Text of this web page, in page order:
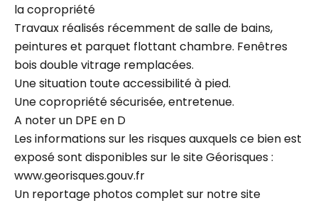
la copropriété
Travaux réalisés récemment de salle de bains,
peintures et parquet flottant chambre. Fenêtres
bois double vitrage remplacées.
Une situation toute accessibilité à pied.
Une copropriété sécurisée, entretenue.
A noter un DPE en D
Les informations sur les risques auxquels ce bien est
exposé sont disponibles sur le site Géorisques :
www.georisques.gouv.fr
Un reportage photos complet sur notre site